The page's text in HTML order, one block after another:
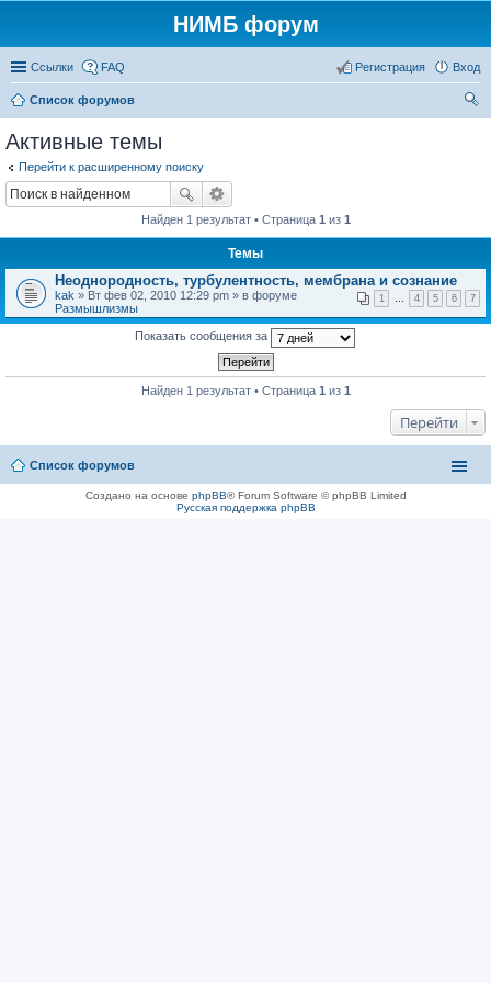
НИМБ форум
Ссылки FAQ Вход
Регистрация
Список форумов
Активные темы
Перейти к расширенному поиску
Найден 1 результат • Страница 1 из 1
Темы
Неоднородность, турбулентность, мембрана и сознание
1 4 5 6 7
kak » Вт фев 02, 2010 12:29 pm » в форуме
Размышлизмы
Показать сообщения за
Найден 1 результат • Страница 1 из 1
Перейти
Список форумов
Создано на основе phpBB® Forum Software © phpBB Limited
Русская поддержка phpBB